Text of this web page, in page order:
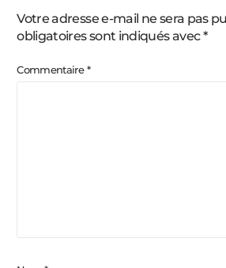
Votre adresse e-mail ne sera pas
obligatoires sont indiqués avec*
Commentaire *